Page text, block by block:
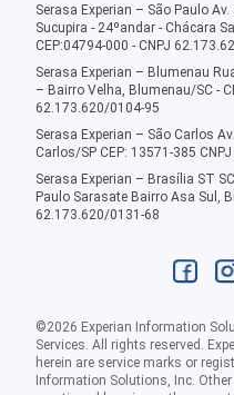
Serasa Experian – São Paulo
Sucupira - 24ºandar - Chácara
CEP:04794-000 - CNPJ
Serasa Experian – Blumenau
– Bairro Velha, Blumenau/SC -
62.173.620/0104-95
Serasa Experian – São Carlos
Carlos/SP CEP: 13571-385
Serasa Experian – Brasília ST
Paulo Sarasate Bairro Asa Sul,
62.173.620/0131-68
©2026 Experian Information
Services. All rights reserved.
herein are service marks or
Information Solutions, Inc.